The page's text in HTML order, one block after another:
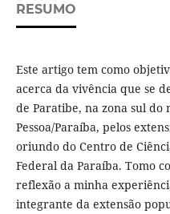
RESUMO
Este artigo tem como
acerca da vivência que se
de Paratibe, na zona sul do
Pessoa/Paraíba, pelos
oriundo do Centro de
Federal da Paraíba. Tomo
reflexão a minha
integrante da extensão